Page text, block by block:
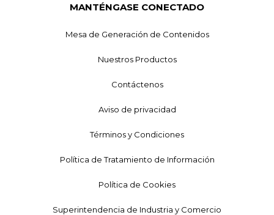
MANTÉNGASE CONECTADO
Mesa de Generación de Contenidos
Nuestros Productos
Contáctenos
Aviso de privacidad
Términos y Condiciones
Política de Tratamiento de Información
Política de Cookies
Superintendencia de Industria y Comercio